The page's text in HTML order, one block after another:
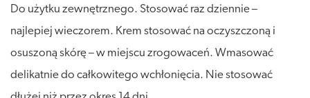
Do użytku zewnętrznego. Stosować raz dziennie –
najlepiej wieczorem. Krem stosować na oczyszczoną i
osuszoną skórę – w miejscu zrogowaceń. Wmasować
delikatnie do całkowitego wchłonięcia. Nie stosować